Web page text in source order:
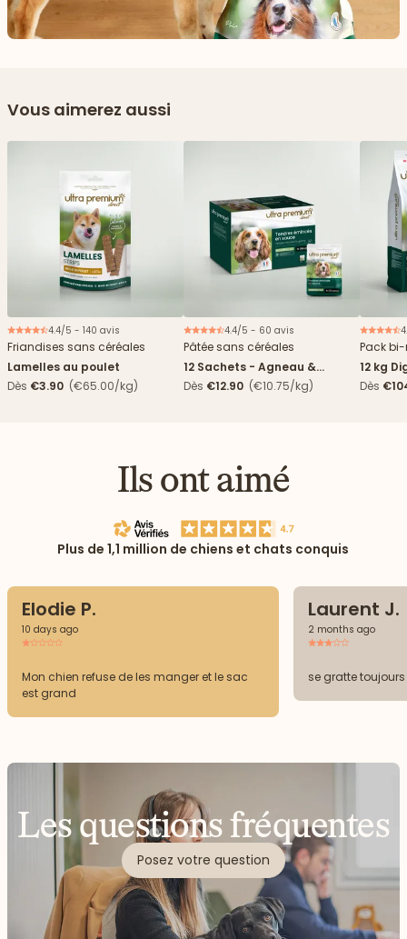
Vous aimerez aussi
4.4/5 - 140 avis
Friandises sans céréales
Lamelles au poulet
Dès €3.90 (€65.00/kg)
4.4/5 - 60 avis
Pâtée sans céréales
12 Sachets - Agneau &
haricots verts
Dès €12.90 (€10.75/kg)
Pack
12 kg
boîtes
Dès
Ils ont aimé
Plus de 1,1 million de chiens et chats conquis
Elodie P.
10 days ago
Mon chien refuse de les manger et le sac
est grand
Laurent J.
2 months ago
se gratte
Les questions fréquentes
Posez votre question